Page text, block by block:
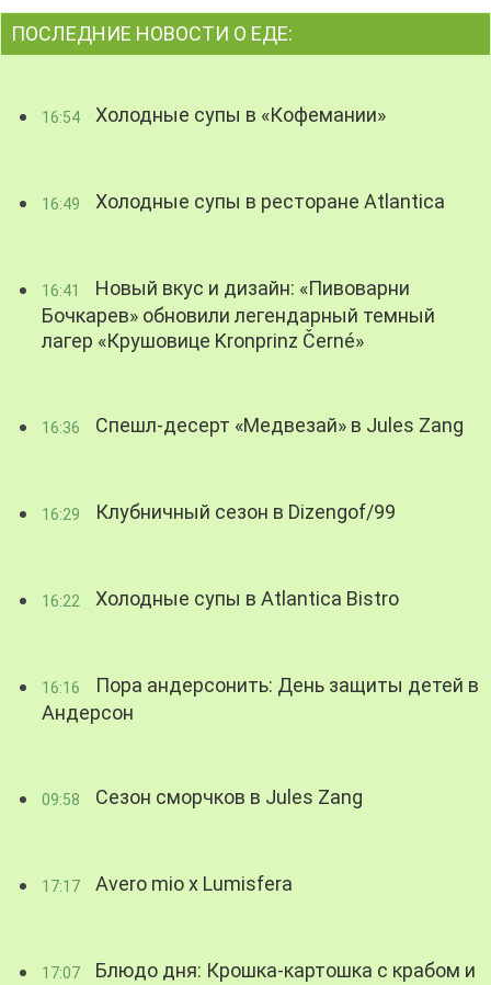
ПОСЛЕДНИЕ НОВОСТИ О ЕДЕ:
16:54 Холодные супы в «Кофемании»
16:49 Холодные супы в ресторане Atlantica
16:41
Новый вкус и дизайн: «Пивоварни
Бочкарев» обновили легендарный темный
лагер «Крушовице Kronprinz Černé»
16:36 Спешл-десерт «Медвезай» в Jules Zang
16:29 Клубничный сезон в Dizengof/99
16:22 Холодные супы в Atlantica Bistro
16:16
Пора андерсонить: День защиты детей в
Андерсон
09:58 Сезон сморчков в Jules Zang
17:17 Avero mio x Lumisfera
17:07
Блюдо дня: Крошка-картошка с крабом и